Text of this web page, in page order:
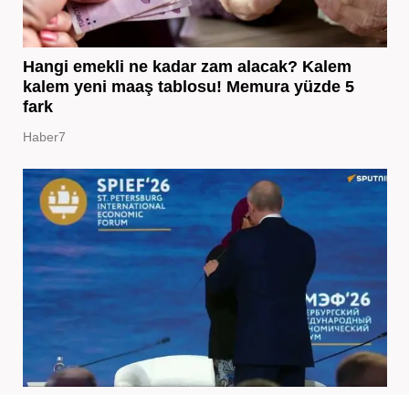
Hangi emekli ne kadar zam alacak? Kalem
kalem yeni maaş tablosu! Memura yüzde 5
fark
Haber7